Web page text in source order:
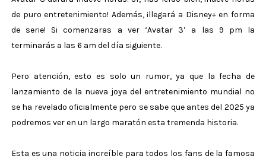
de puro entretenimiento! Además, ¡llegará a Disney+ en forma
de serie! Si comenzaras a ver ‘Avatar 3’ a las 9 pm la
terminarás a las 6 am del día siguiente.
Pero atención, esto es solo un rumor, ya que la fecha de
lanzamiento de la nueva joya del entretenimiento mundial no
se ha revelado oficialmente pero se sabe que antes del 2025 ya
podremos ver en un largo maratón esta tremenda historia.
Esta es una noticia increíble para todos los fans de la famosa